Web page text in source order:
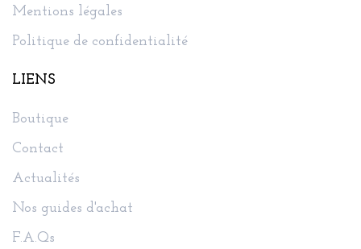
Mentions légales
Politique de confidentialité
LIENS
Boutique
Contact
Actualités
Nos guides d'achat
F.A.Qs